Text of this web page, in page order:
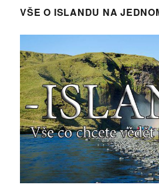
VŠE O ISLANDU NA